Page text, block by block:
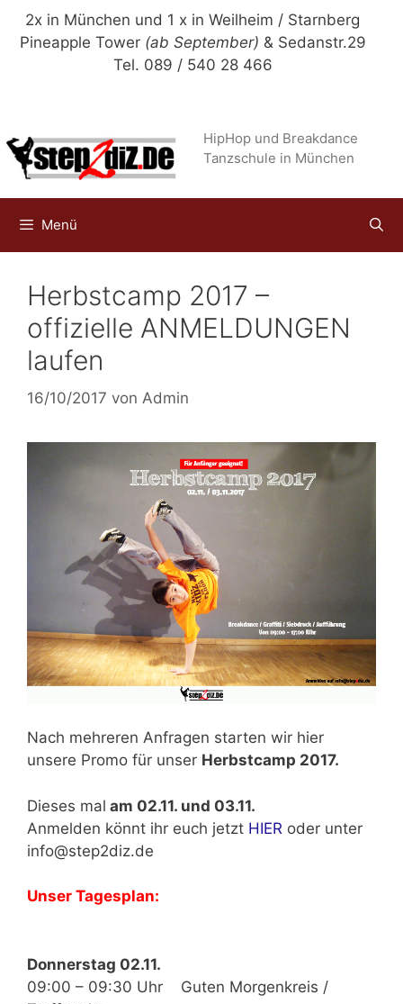
Zum
Inhalt
2x in München und 1 x in Weilheim / Starnberg
Pineapple Tower (ab September) & Sedanstr.29
Tel. 089 / 540 28 466
HipHop und Breakdance
Tanzschule in München
Menü
Herbstcamp 2017 –
offizielle ANMELDUNGEN
laufen
16/10/2017 von Admin
Nach mehreren Anfragen starten wir hier
unsere Promo für unser Herbstcamp 2017.
Dieses mal am 02.11. und 03.11.
Anmelden könnt ihr euch jetzt HIER oder unter
info@step2diz.de
Unser Tagesplan:
Donnerstag 02.11.
09:00 – 09:30 Uhr Guten Morgenkreis /